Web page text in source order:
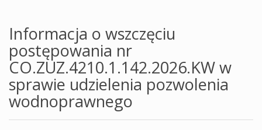
Informacja o wszczęciu
postępowania nr
CO.ZUZ.4210.1.142.2026.KW w
sprawie udzielenia pozwolenia
wodnoprawnego